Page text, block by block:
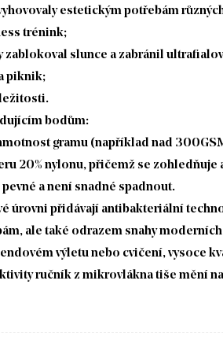
estetickým potřebám
trénink;
slunce a zabránil
piknik;
bodům:
gramu (například nad
20% nylonu, přičemž se zohledňuje
a není snadné spadnout.
úrovni přidávají antibakteriální
ale také odrazem snahy
výletu nebo cvičení, vysoce
ručník z mikrovlákna tiše mění